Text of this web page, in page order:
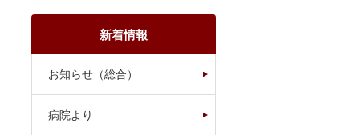
新着情報
お知らせ（総合）
病院より